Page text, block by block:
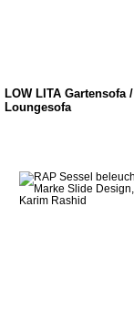
LOW LITA Gartensofa /
Loungesofa